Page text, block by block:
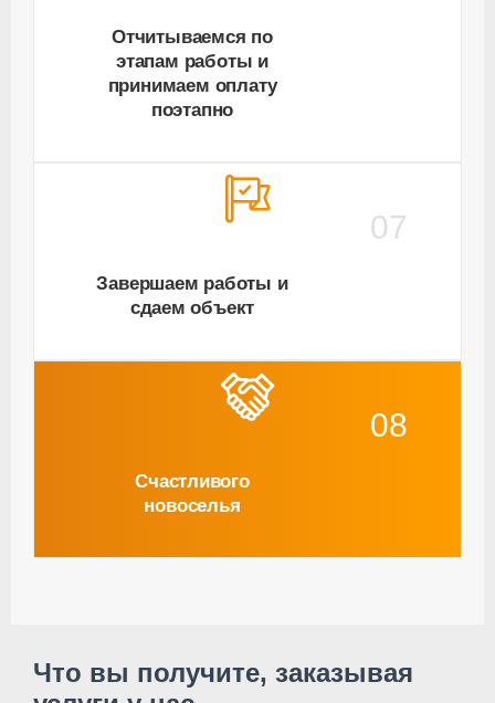
Отчитываемся по
этапам работы и
принимаем оплату
поэтапно
07
Завершаем работы и
сдаем объект
08
Счастливого
новоселья
Что вы получите, заказывая